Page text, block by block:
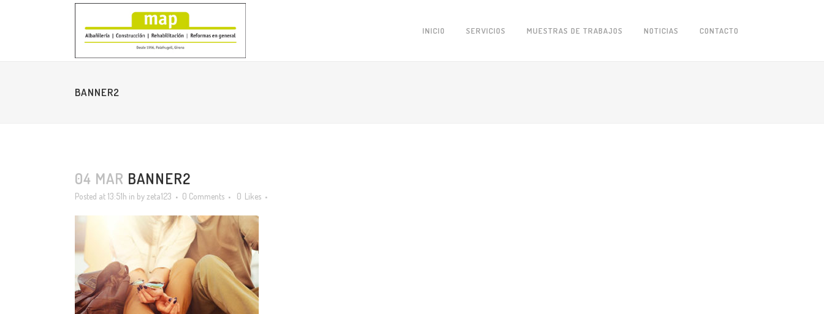
INICIO SERVICIOS MUESTRAS DE TRABAJOS NOTICIAS CONTACTO
BANNER2
04 MAR BANNER2
Posted at 13:51h in byzeta123 0 Comments 0 Likes